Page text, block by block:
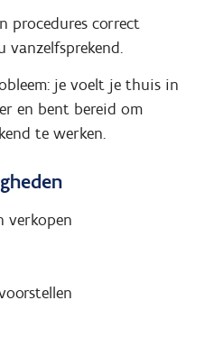
procedures correct
je voelt je thuis in
en bent bereid om
te werken.
verkopen